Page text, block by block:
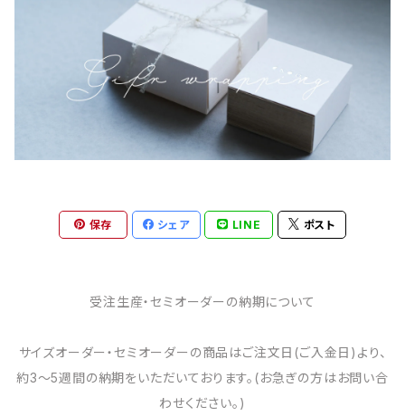
保存 シェア LINE ポスト
受注生産・セミオーダーの納期について
サイズオーダー・セミオーダーの商品はご注文日(ご入金日)より、
約3～5週間の納期をいただいております。(お急ぎの方はお問い合
わせください。)